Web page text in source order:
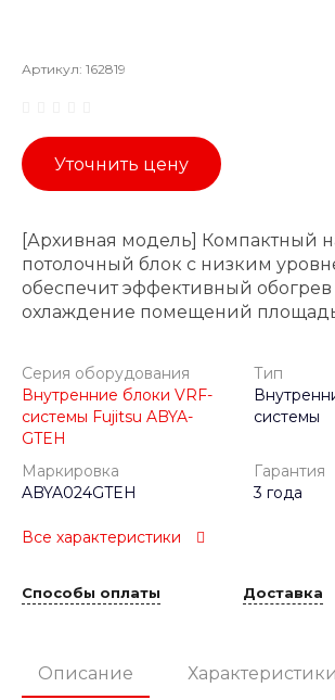
Артикул: 162819
Уточнить цену
[Архивная модель] Компактный
потолочный блок с низким
обеспечит эффективный обогрев
охлаждение помещений
Серия оборудования
Внутренние блоки VRF-
системы Fujitsu ABYA-
GTEH
Тип
системы
Маркировка
ABYA024GTEH
Гарантия
3 года
Все характеристики
Способы оплаты Доставка
Описание Характеристики